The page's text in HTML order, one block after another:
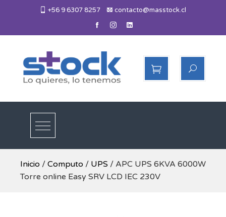
+56 9 6307 8257 contacto@masstock.cl
Más Stock
Inicio / Computo / UPS / APC UPS 6KVA 6000W
Torre online Easy SRV LCD IEC 230V